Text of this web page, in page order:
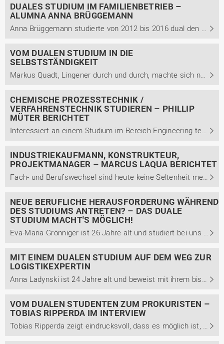
DUALES STUDIUM IM FAMILIENBETRIEB –
ALUMNA ANNA BRÜGGEMANN
Anna Brüggemann studierte von 2012 bis 2016 dual den Bachelor Management betrieblicher Systeme mit der Studienrichtung Betriebswirtschaft. Wie sie heute auf ihr Studium zurückblickt und welche Besonderheiten ein Studium im Familienbetrieb mit sich bringt, berichtet sie in diesem Beitrag.
VOM DUALEN STUDIUM IN DIE
SELBSTSTÄNDIGKEIT
Markus Quadt, Lingener durch und durch, machte sich nach seinem dualen Studium in der Gastronomie selbständig. Im Interview berichtet er von seinem Weg in die Selbständigkeit, was seinen Erfolg ausmacht und wie das duale Studium ihn auf seinen Weg unterstützt hat.
CHEMISCHE PROZESSTECHNIK /
VERFAHRENSTECHNIK STUDIEREN – PHILLIP
MÜTER BERICHTET
Interessiert an einem Studium im Bereich Engineering technischer Systeme mit der Studienrichtung Chemische Prozesstechnik / Verfahrenstechnik und noch unsicher? Im Interview berichtet Phillip Müter von seinem dualen Studium, Berufsweg und weiterführendem Masterstudium.
INDUSTRIEKAUFMANN, KONSTRUKTEUR,
PROJEKTMANAGER – MARCUS LAQUA BERICHTET
Fach- und Berufswechsel sind heute keine Seltenheit mehr. Bei der Masse an unterschiedlichen Ausbildungs- und Studienangeboten stellt so manche Person erst im Verlauf fest, dass das eigene Interesse noch in eine andere Richtung geht. Marcus Laqua zeigt, dass ein Wechsel auch innerhalb eines ...
NEUE BERUFLICHE HERAUSFORDERUNG WÄHREND
DES STUDIUMS ANTRETEN? – DAS DUALE
STUDIUM MACHT'S MÖGLICH!
Eva-Maria Grönniger ist 26 Jahre alt und studiert bei uns am Campus Lingen den dualen Masterstudiengang Führung und Organisation mit der Studienrichtung Controlling und Finanzen. Im Beitrag berichtet sie, aus welchen Gründen sie sich für den dualen Master entschieden hat und welche Vorteile das ...
MIT EINEM DUALEN STUDIUM AUF DEM WEG ZUR
LOGISTIKEXPERTIN
Anna Ladynski ist 24 Jahre alt und beweist mit ihrem bisherigen Werdegang, dass ein Studium der Betriebswirtschaft keinesfalls nur Generalist*innen, sondern auch echte Expert*innen formt. Von 2016 bis 2019 absolvierte sie ein duales Bachelorstudium der Betriebswirtschaft mit dem Schwerpunkt ...
VOM DUALEN STUDENTEN ZUM PROKURISTEN –
TOBIAS RIPPERDA IM INTERVIEW
Tobias Ripperda zeigt eindrucksvoll, dass es möglich ist, innerbetrieblich Karriere zu machen. Nachdem er 2005 sein Abitur erlangte und ein Jahr Zivildienst beim Rettungsdienst geleistet hat, ist er seit 2006 Teil der Wietmarscher Ambulanz- und Sonderfahrzeug GmbH (WAS). Ripperda gibt Einblicke in ...